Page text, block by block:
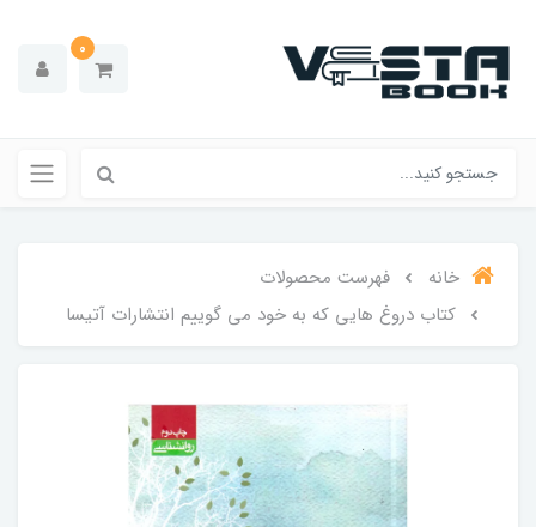
0
خانه
فهرست محصولات
کتاب دروغ هایی که به خود می گوییم انتشارات آتیسا